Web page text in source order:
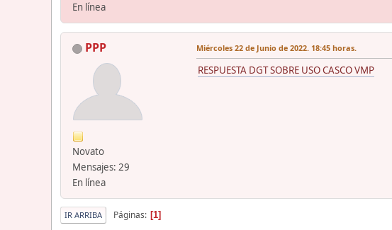
En línea
PPP
Novato
Mensajes: 29
En línea
Miércoles 22 de Junio de 2022. 18:45 horas.
RESPUESTA DGT SOBRE USO CASCO VMP
IR ARRIBA Páginas 1